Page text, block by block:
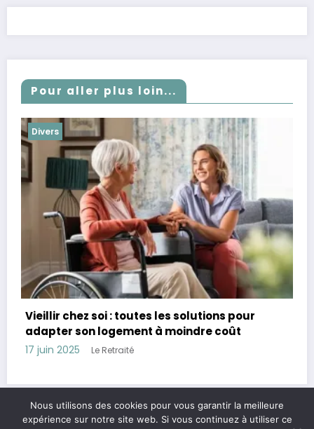
Pour aller plus loin...
Divers
Combien avoir de côté à 60 ans : Guide pour
assurer sa retraite et sa sécurité financière
28 avril 2025
Legal & contact Politique de confidentialité A propos
Nous utilisons des cookies pour vous garantir la meilleure
expérience sur notre site web. Si vous continuez à utiliser ce